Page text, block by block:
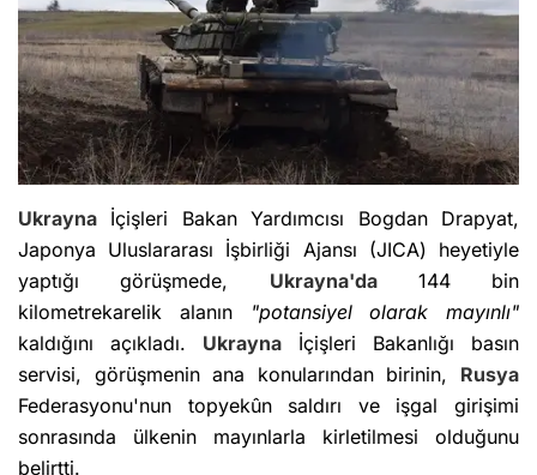
Ukrayna İçişleri Bakan Yardımcısı Bogdan Drapyat,
Japonya Uluslararası İşbirliği Ajansı (JICA) heyetiyle
yaptığı görüşmede, Ukrayna'da144 bin
kilometrekarelik alanın"potansiyel olarak mayınlı"
kaldığını açıkladı. Ukrayna İçişleri Bakanlığı basın
servisi, görüşmenin ana konularından birinin, Rusya
Federasyonu'nun topyekûn saldırı ve işgal girişimi
sonrasında ülkenin mayınlarla kirletilmesi olduğunu
belirtti.